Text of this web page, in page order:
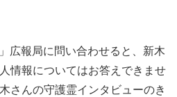
広報局に問い合わせると、新木
情報についてはお答えできませ
さんの守護霊インタビューのき